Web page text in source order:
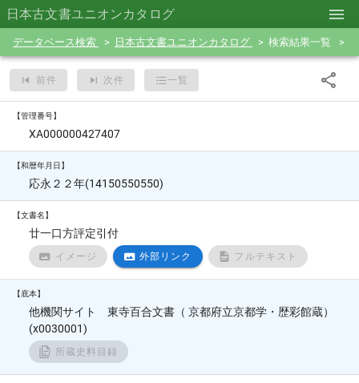
日本古文書ユニオンカタログ
データベース検索 日本古文書ユニオンカタログ 検索結果一覧
前件 次件 一覧
【管理番号】
XA000000427407
【和暦年月日】
応永２２年(14150550550)
【文書名】
廿一口方評定引付
イメージ 外部リンク フルテキスト
【底本】
他機関サイト 東寺百合文書（ 京都府立京都学・歴彩館蔵）
(x0030001)
所蔵史料目録